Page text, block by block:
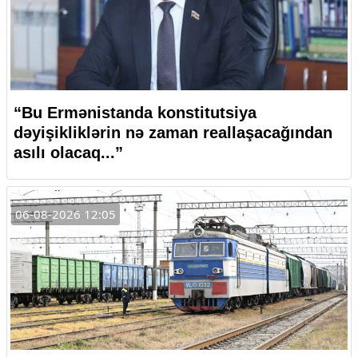
“Bu Ermənistanda konstitutsiya
dəyişikliklərin nə zaman reallaşacağından
asılı olacaq...”
06-08-2026 12:05